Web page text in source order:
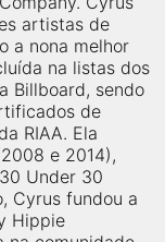
artistas de
a nona melhor
na listas dos
Billboard, sendo
de
RIAA. Ela
e 2014),
Under 30
Cyrus fundou a
Hippie